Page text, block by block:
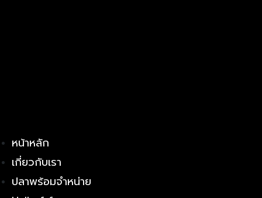
หน้าหลัก
เกี่ยวกับเรา
ปลาพร้อมจำหน่าย